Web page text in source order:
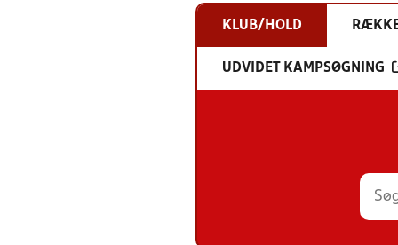
KLUB/HOLD
UDVIDET KAMPSØGNING